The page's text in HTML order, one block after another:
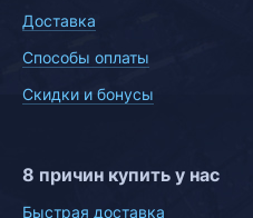
Доставка
Способы оплаты
Скидки и бонусы
8 причин купить у нас
Быстрая доставка